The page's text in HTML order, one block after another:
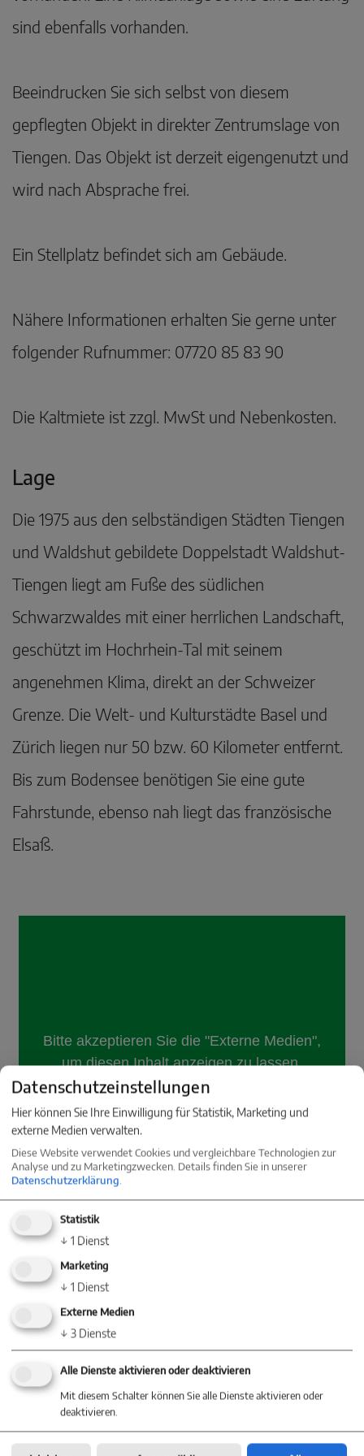
sind ebenfalls vorhanden.
Beeindrucken Sie sich selbst von diesem
gepflegten Objekt in direkter Zentrumslage von
Tiengen. Das Objekt ist derzeit eigengenutzt und
wird nach Absprache frei.
Ein Stellplatz befindet sich am Gebäude.
Nähere Informationen erhalten Sie gerne unter
folgender Rufnummer: 07720 85 83 90
Die Kaltmiete ist zzgl. MwSt und Nebenkosten.
Lage
Die 1975 aus den selbständigen Städten Tiengen
und Waldshut gebildete Doppelstadt Waldshut-
Tiengen liegt am Fuße des südlichen
Schwarzwaldes mit einer herrlichen Landschaft,
geschützt im Hochrhein-Tal mit seinem
angenehmen Klima, direkt an der Schweizer
Grenze. Die Welt- und Kulturstädte Basel und
Zürich liegen nur 50 bzw. 60 Kilometer entfernt.
Bis zum Bodensee benötigen Sie eine gute
Fahrstunde, ebenso nah liegt das französische
Elsaß.
Energieausweis
Art Verbrauch
Ausstellungsdatum 20.09.2021
Datenschutzeinstellungen
Hier können Sie Ihre Einwilligung für Statistik, Marketing und
externe Medien verwalten.
Diese Website verwendet Cookies und vergleichbare Technologien zur
Analyse und zu Marketingzwecken. Details finden Sie in unserer
Datenschutzerklärung.
Statistik
↓ 1 Dienst
Marketing
↓ 1 Dienst
Externe Medien
↓ 3 Dienste
Alle Dienste aktivieren oder deaktivieren
Mit diesem Schalter können Sie alle Dienste aktivieren oder
deaktivieren.